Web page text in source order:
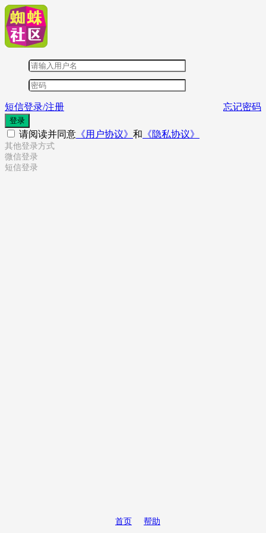
短信登录/注册 忘记密码
登录
请阅读并同意 《用户协议》 和 《隐私协议》
其他登录方式
微信登录
短信登录
首页 帮助